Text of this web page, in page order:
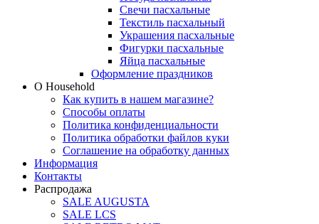
Свечи пасхальные
Текстиль пасхальный
Украшения пасхальные
Фигурки пасхальные
Яйца пасхальные
Оформление праздников
О Household
Как купить в нашем магазине?
Способы оплаты
Политика конфиденциальности
Политика обработки файлов куки
Соглашение на обработку данных
Информация
Контакты
Распродажа
SALE AUGUSTA
SALE LCS